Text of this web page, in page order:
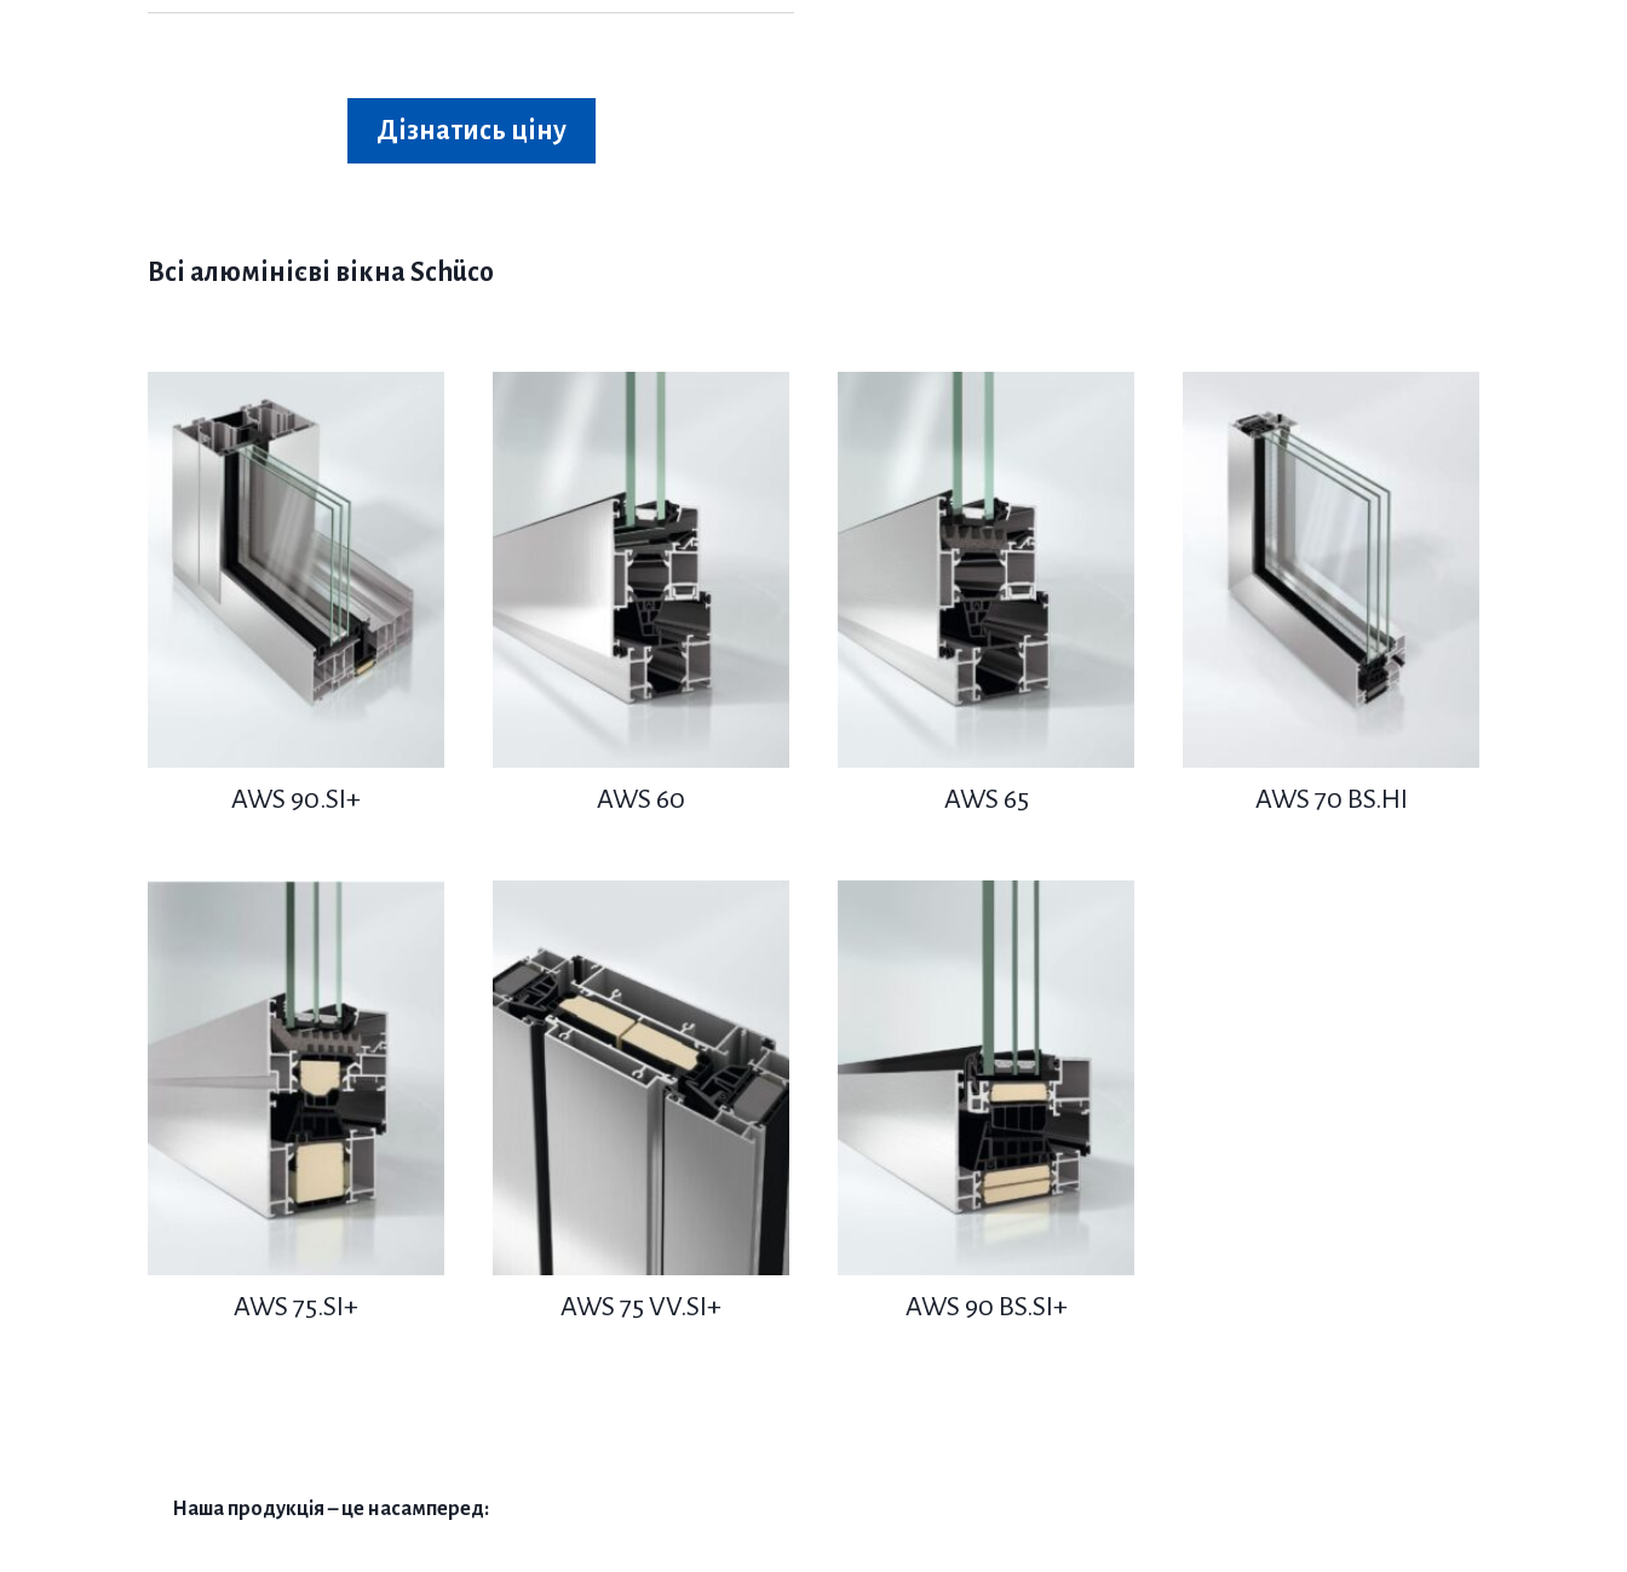
Дізнатись ціну
Всі алюмінієві вікна Schüco
AWS 90.SI+ AWS 60 AWS 65 AWS 70 BS.HI
AWS 75.SI+ AWS 75 VV.SI+ AWS 90 BS.SI+
Наша продукція – це насамперед: